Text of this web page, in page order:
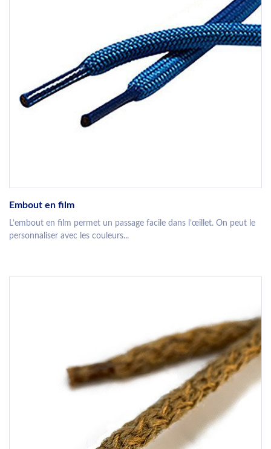
Embout en film
L’embout en film permet un passage facile dans l’œillet. On peut le
personnaliser avec les couleurs...